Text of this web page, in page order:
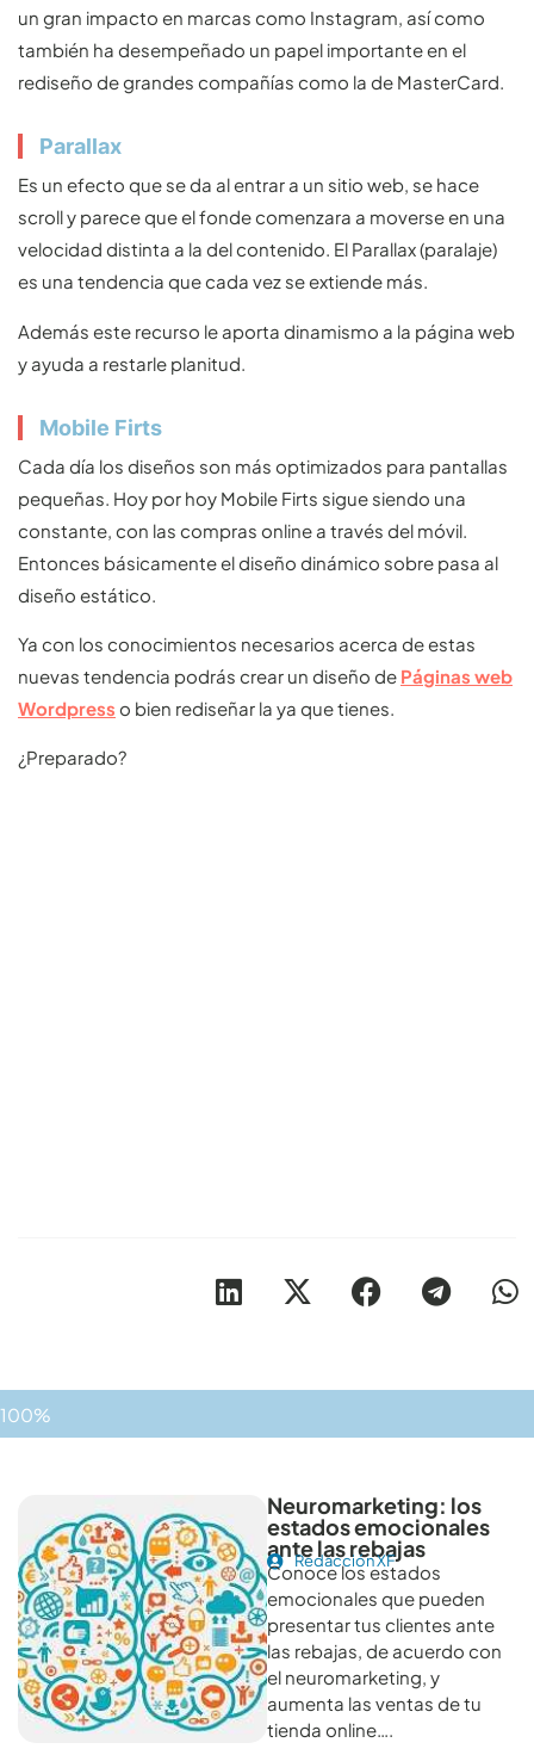
un gran impacto en marcas como Instagram, así como
también ha desempeñado un papel importante en el
rediseño de grandes compañías como la de MasterCard.
Parallax
Es un efecto que se da al entrar a un sitio web, se hace
scroll y parece que el fonde comenzara a moverse en una
velocidad distinta a la del contenido. El Parallax (paralaje)
es una tendencia que cada vez se extiende más.
Además este recurso le aporta dinamismo a la página web
y ayuda a restarle planitud.
Mobile Firts
Cada día los diseños son más optimizados para pantallas
pequeñas. Hoy por hoy Mobile Firts sigue siendo una
constante, con las compras online a través del móvil.
Entonces básicamente el diseño dinámico sobre pasa al
diseño estático.
Ya con los conocimientos necesarios acerca de estas
nuevas tendencia podrás crear un diseño de Páginas web
Wordpress o bien rediseñar la ya que tienes.
¿Preparado?
100%
Neuromarketing: los
estados emocionales
ante las rebajas
Redacción XF
Conoce los estados
emocionales que pueden
presentar tus clientes ante
las rebajas, de acuerdo con
el neuromarketing, y
aumenta las ventas de tu
tienda online….